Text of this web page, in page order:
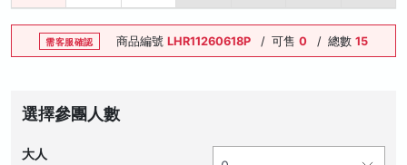
需客服確認 商品編號 LHR11260618P / 可售 0 / 總數 15
選擇參團人數
大人